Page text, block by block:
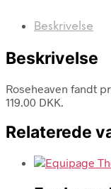
Beskrivelse
Beskrivelse
Roseheaven fandt
119.00 DKK.
Relaterede